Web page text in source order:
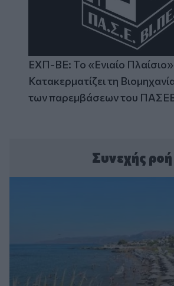
ΕΧΠ-ΒΕ: Το «Ενιαίο
Κατακερματίζει τη
των παρεμβάσεων του
Συνεχής ροή